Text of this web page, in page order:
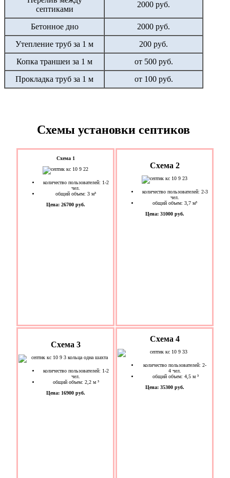
септиками
2000 руб.
Бетонное дно
2000 руб.
Утепление труб за 1 м
200 руб.
Копка траншеи за 1 м
от 500 руб.
Прокладка труб за 1 м
от 100 руб.
Схемы установки септиков
Схема 1
количество пользователей: 1-2
чел.
общий объем: 3 м³
Цена: 26700 руб.
Схема 2
количество пользователей: 2-3
чел.
общий объем: 3,7 м³
Цена: 31000 руб.
Схема 3
количество пользователей: 1-2
чел.
общий объем: 2,2 м ³
Цена: 16900 руб.
Схема 4
количество пользователей: 2-
4 чел.
общий объем: 4,5 м ³
Цена: 35300 руб.